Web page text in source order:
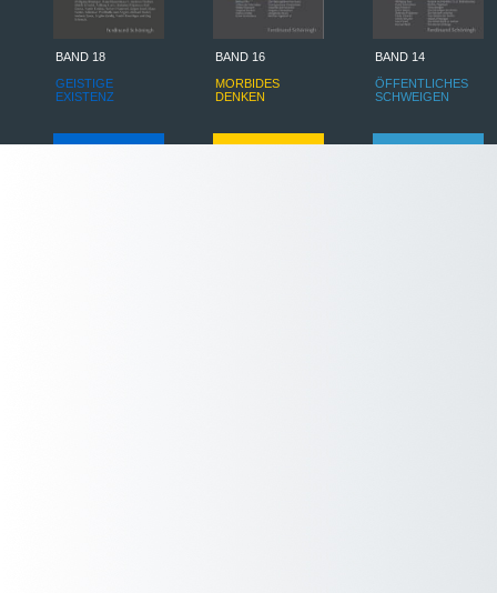
BAND 18
GEISTIGE
EXISTENZ
BAND 16
MORBIDES
DENKEN
BAND 14
ÖFFENTLICHES
SCHWEIGEN